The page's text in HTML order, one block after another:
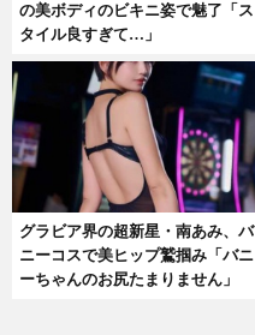
の美ボディのビキニ姿で魅了「ス
タイル良すぎて…」
グラビア界の超新星・南あみ、バ
ニーコスで美ヒップ鷲掴み「バニ
ーちゃんのお尻たまりません」